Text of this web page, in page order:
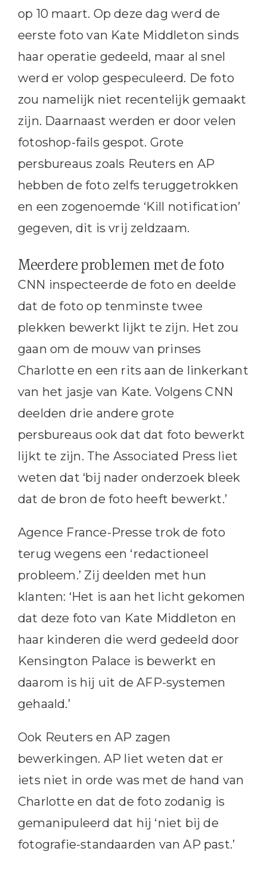
op 10 maart. Op deze dag werd de
eerste foto van Kate Middleton sinds
haar operatie gedeeld, maar al snel
werd er volop gespeculeerd. De foto
zou namelijk niet recentelijk gemaakt
zijn. Daarnaast werden er door velen
fotoshop-fails gespot. Grote
persbureaus zoals Reuters en AP
hebben de foto zelfs teruggetrokken
en een zogenoemde ‘Kill notification’
gegeven, dit is vrij zeldzaam.
Meerdere problemen met de foto
CNN inspecteerde de foto en deelde
dat de foto op tenminste twee
plekken bewerkt lijkt te zijn. Het zou
gaan om de mouw van prinses
Charlotte en een rits aan de linkerkant
van het jasje van Kate. Volgens CNN
deelden drie andere grote
persbureaus ook dat dat foto bewerkt
lijkt te zijn. The Associated Press liet
weten dat ‘bij nader onderzoek bleek
dat de bron de foto heeft bewerkt.’
Agence France-Presse trok de foto
terug wegens een ‘redactioneel
probleem.’ Zij deelden met hun
klanten: ‘Het is aan het licht gekomen
dat deze foto van Kate Middleton en
haar kinderen die werd gedeeld door
Kensington Palace is bewerkt en
daarom is hij uit de AFP-systemen
gehaald.’
Ook Reuters en AP zagen
bewerkingen. AP liet weten dat er
iets niet in orde was met de hand van
Charlotte en dat de foto zodanig is
gemanipuleerd dat hij ‘niet bij de
fotografie-standaarden van AP past.’